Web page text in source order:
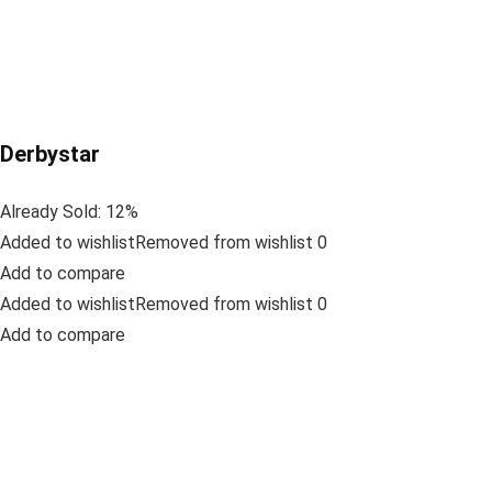
Derbystar
Already Sold: 12%
Added to wishlistRemoved from wishlist 0
Add to compare
Added to wishlistRemoved from wishlist 0
Add to compare